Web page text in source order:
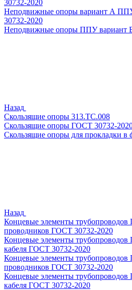
30732-2020
Неподвижные опоры вариант А
30732-2020
Неподвижные опоры ППУ вариант
Назад
Скользящие опоры 313.ТС.008
Скользящие опоры ГОСТ 30732-
Скользящие опоры для прокладки в
Назад
Концевые элементы
проводников ГОСТ 30732-2020
Концевые элементы
кабеля ГОСТ 30732-2020
Концевые элементы
проводников ГОСТ 30732-2020
Концевые элементы
кабеля ГОСТ 30732-2020